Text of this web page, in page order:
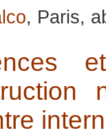
, Paris,